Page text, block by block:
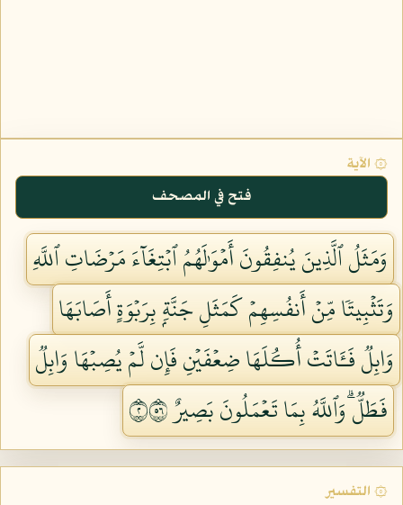
۞ الآية
فتح في المصحف
وَمَثَلُ ٱلَّذِينَ يُنفِقُونَ أَمۡوَٰلَهُمُ ٱبۡتِغَآءَ مَرۡضَاتِ ٱللَّهِ
وَتَثۡبِيتٗا مِّنۡ أَنفُسِهِمۡ كَمَثَلِ جَنَّةِۭ بِرَبۡوَةٍ أَصَابَهَا
وَابِلٞ فَـَٔاتَتۡ أُكُلَهَا ضِعۡفَيۡنِ فَإِن لَّمۡ يُصِبۡهَا وَابِلٞ
فَطَلّٞۗ وَٱللَّهُ بِمَا تَعۡمَلُونَ بَصِيرٌ ٢٦٥
۞ التفسير